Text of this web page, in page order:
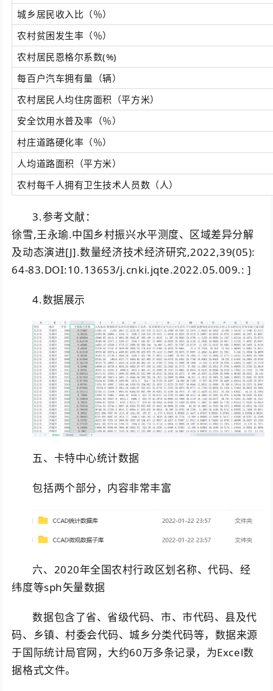
城乡居民收入比（％）
农村贫困发生率（％）
农村居民恩格尔系数(%)
每百户汽车拥有量（辆）
农村居民人均住房面积（平方米）
安全饮用水普及率（％）
村庄道路硬化率（％）
人均道路面积（平方米）
农村每千人拥有卫生技术人员数（人）
3.参考文献：
徐雪,王永瑜.中国乡村振兴水平测度、区域差异分解
及动态演进[J].数量经济技术经济研究,2022,39(05):
64-83.DOI:10.13653/j.cnki.jqte.2022.05.009.: ]
4.数据展示
五、卡特中心统计数据
包括两个部分，内容非常丰富
六、2020年全国农村行政区划名称、代码、经
纬度等sph矢量数据
数据包含了省、省级代码、市、市代码、县及代
码、乡镇、村委会代码、城乡分类代码等，数据来源
于国际统计局官网，大约60万多条记录，为Excel数
据格式文件。